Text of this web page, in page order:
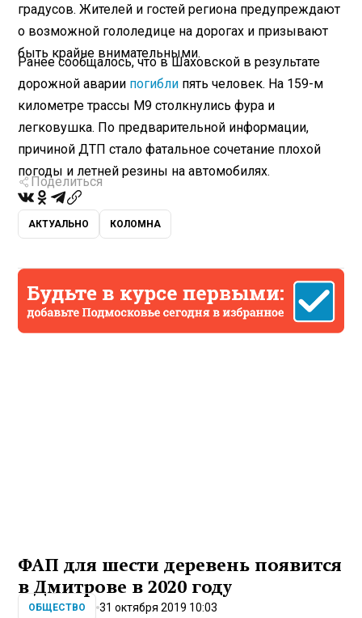
градусов. Жителей и гостей региона предупреждают
о возможной гололедице на дорогах и призывают
быть крайне внимательными.
Ранее сообщалось, что в Шаховской в результате
дорожной аварии погибли пять человек. На 159-м
километре трассы М9 столкнулись фура и
легковушка. По предварительной информации,
причиной ДТП стало фатальное сочетание плохой
погоды и летней резины на автомобилях.
Поделиться
АКТУАЛЬНО КОЛОМНА
ФАП для шести деревень появится
в Дмитрове в 2020 году
ОБЩЕСТВО 31 октября 2019 10:03